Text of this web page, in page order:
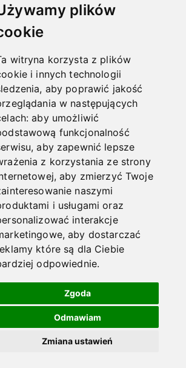
plików
witryna korzysta z plików
i innych technologii
aby poprawić jakość
w następujących
aby umożliwić
funkcjonalność
,aby zapewnić lepsze
z korzystania ze strony
,aby zmierzyć Twoje
naszymi
i usługami oraz
interakcje
,aby dostarczać
które są dla Ciebie
odpowiednie.
Zgoda
Odmawiam
Zmiana ustawień
PODOSTORE.PL | REALIZACJA: